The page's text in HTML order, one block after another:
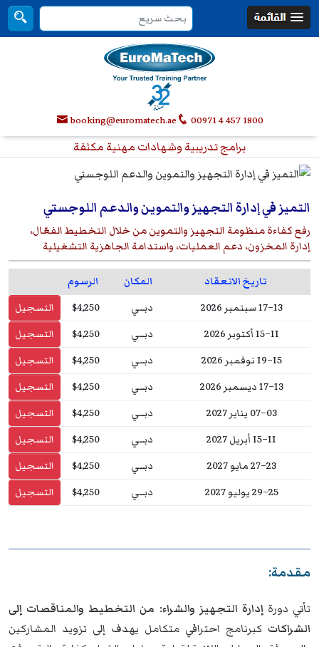
00971 4 457 1800
booking@euromatech.ae
برامج تدريبية وشهادات مهنية مكثفة
التميز في إدارة التجهيز والتموين والدعم اللوجستي
رفع كفاءة منظومة التجهيز والتموين من خلال التخطيط الفعّال،
إدارة المخزون، دعم العمليات، واستدامة الجاهزية التشغيلية
تاريخ الانعقاد المكان
الرسوم
13–17 سبتمبر 2026
دبــي $4,250
التسجيل
11–15 أكتوبر 2026
دبــي $4,250
التسجيل
15–19 نوفمبر 2026
دبــي $4,250
التسجيل
13–17 ديسمبر 2026
دبــي $4,250
التسجيل
03–07 يناير 2027
دبــي $4,250
التسجيل
11–15 أبريل 2027
دبــي $4,250
التسجيل
23–27 مايو 2027
دبــي $4,250
التسجيل
25–29 يوليو 2027
دبــي $4,250 التسجيل
مقدمة:
تأتي دورة إدارة التجهيز والشراء: من التخطيط والمناقصات إلى
الشراكات كبرنامج احترافي متكامل يهدف إلى تزويد المشاركين